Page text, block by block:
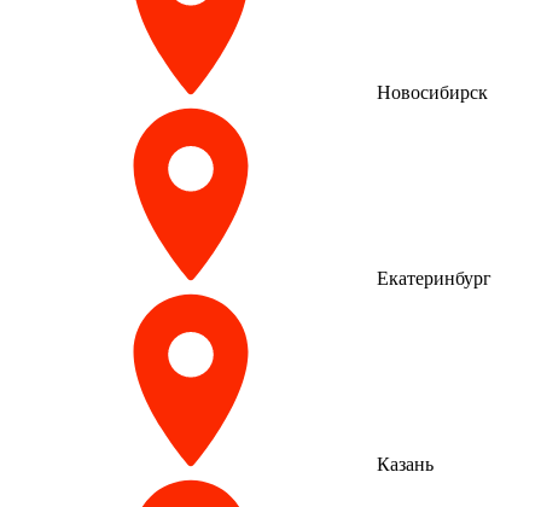
Новосибирск
Екатеринбург
Казань